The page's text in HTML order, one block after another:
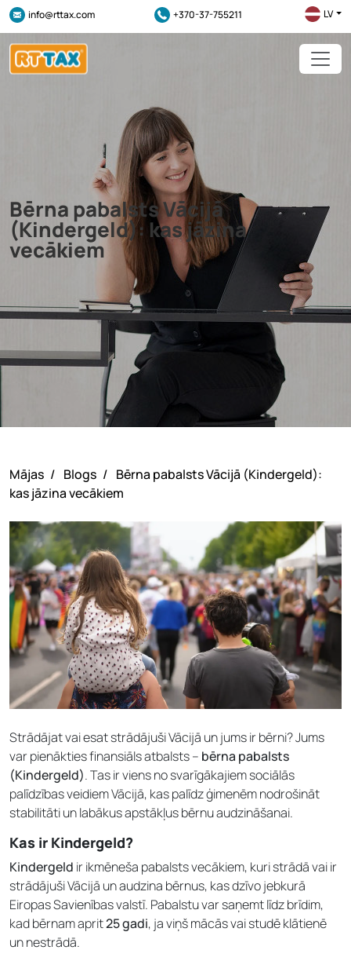
info@rttax.com +370-37-755211 LV
Bērna pabalsts Vācijā
(Kindergeld): kas jāzina
vecākiem
Mājas / Blogs / Bērna pabalsts Vācijā (Kindergeld):
kas jāzina vecākiem
Strādājat vai esat strādājuši Vācijā un jums ir bērni? Jums
var pienākties finansiāls atbalsts – bērna pabalsts
(Kindergeld). Tas ir viens no svarīgākajiem sociālās
palīdzības veidiem Vācijā, kas palīdz ģimenēm nodrošināt
stabilitāti un labākus apstākļus bērnu audzināšanai.
Kas ir Kindergeld?
Kindergeld ir ikmēneša pabalsts vecākiem, kuri strādā vai ir
strādājuši Vācijā un audzina bērnus, kas dzīvo jebkurā
Eiropas Savienības valstī. Pabalstu var saņemt līdz brīdim,
kad bērnam aprit25 gadi, ja viņš mācās vai studē klātienē
un nestrādā.